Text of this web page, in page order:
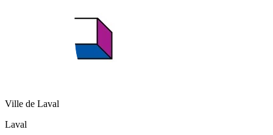
Ville de Laval
Laval